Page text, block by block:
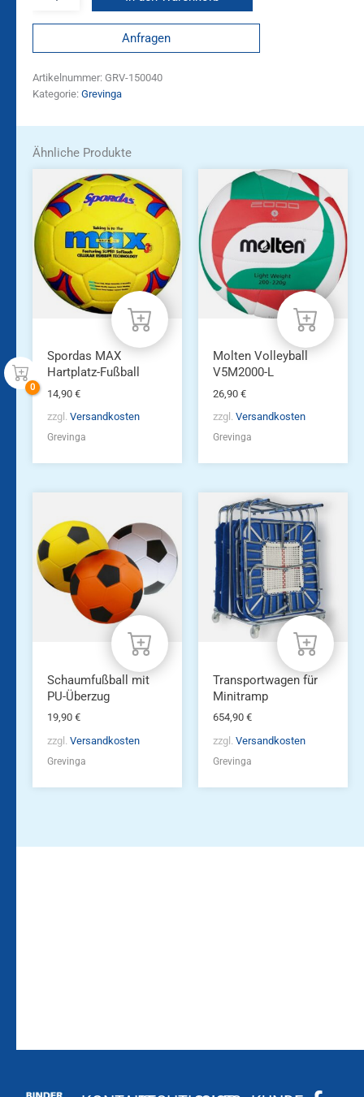
Anfragen
Artikelnummer: GRV-150040
Kategorie: Grevinga
Ähnliche Produkte
Spordas MAX
Hartplatz-Fußball
14,90 €
zzgl. Versandkosten
Grevinga
Molten Volleyball
V5M2000-L
26,90 €
zzgl. Versandkosten
Grevinga
Schaumfußball mit
PU-Überzug
19,90 €
zzgl. Versandkosten
Grevinga
Transportwagen für
Minitramp
654,90 €
zzgl. Versandkosten
Grevinga